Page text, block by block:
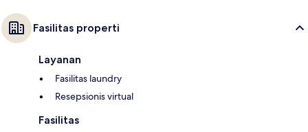
Fasilitas properti
Layanan
Fasilitas laundry
Resepsionis virtual
Fasilitas